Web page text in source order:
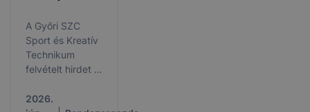
A Győri SZC
Sport és Kreatív
Technikum
felvételt hirdet a
munkakörök
2026.